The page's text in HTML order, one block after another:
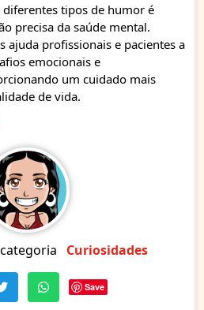
tipos de humor é
precisa da saúde mental.
ajuda profissionais e pacientes a
emocionais e
um cuidado mais
de vida.
Curiosidades
Save